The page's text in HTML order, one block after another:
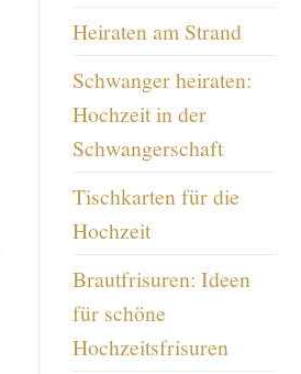
Heiraten am Strand
Schwanger heiraten:
Hochzeit in der
Schwangerschaft
Tischkarten für die
Hochzeit
Brautfrisuren: Ideen
für schöne
Hochzeitsfrisuren